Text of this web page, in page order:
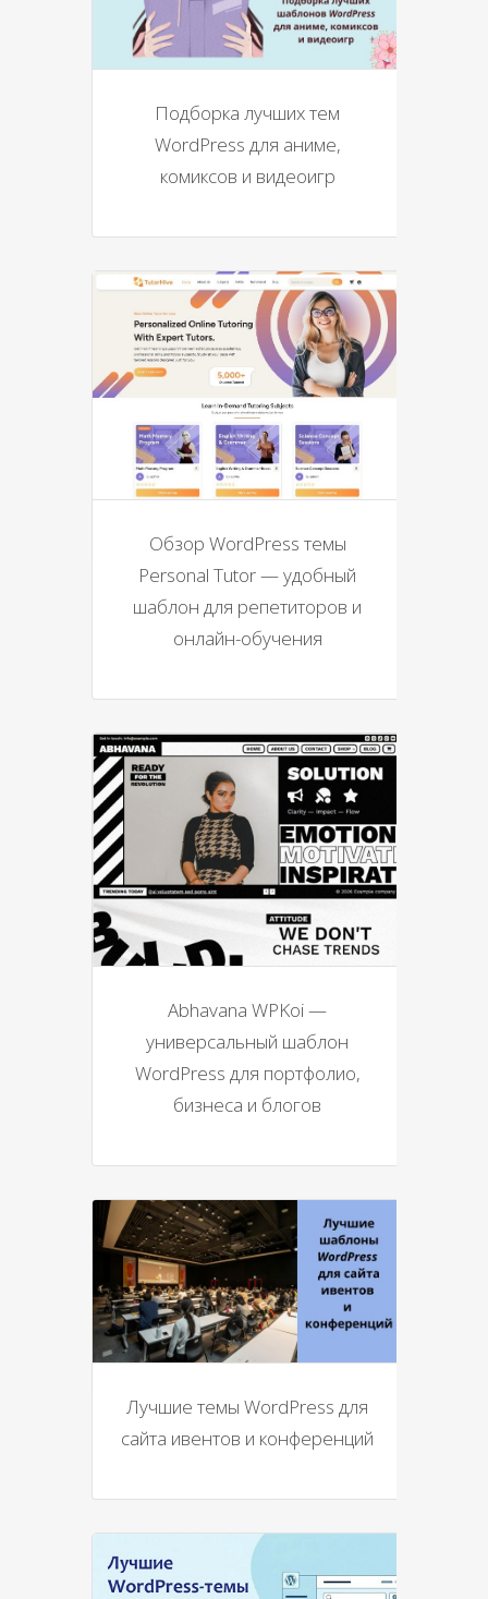
Подборка лучших тем
WordPress для аниме,
комиксов и видеоигр
Обзор WordPress темы
Personal Tutor — удобный
шаблон для репетиторов и
онлайн-обучения
Abhavana WPKoi —
универсальный шаблон
WordPress для портфолио,
бизнеса и блогов
Лучшие темы WordPress для
сайта ивентов и конференций